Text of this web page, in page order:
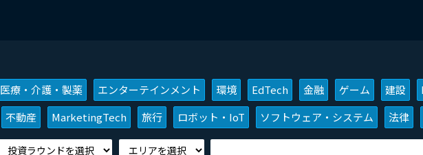
医療・介護・製薬 エンターテインメント 環境 EdTech 金融 ゲーム 建設
不動産 MarketingTech 旅行 ロボット・IoT ソフトウェア・システム 法律